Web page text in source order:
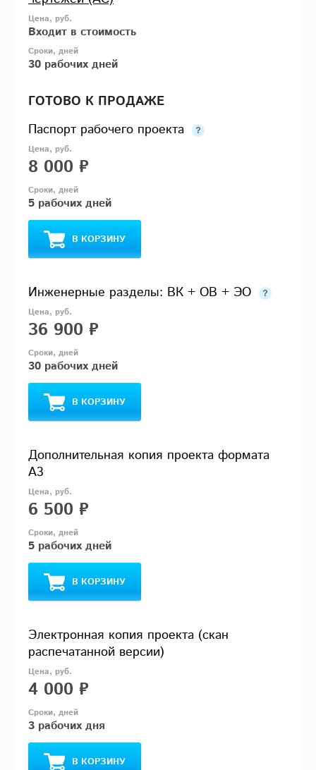
Входит в стоимость
30 рабочих дней
ГОТОВО К ПРОДАЖЕ
Паспорт рабочего проекта
8 000 ₽
5 рабочих дней
В КОРЗИНУ
Инженерные разделы: ВК + ОВ + ЭО
36 900 ₽
30 рабочих дней
В КОРЗИНУ
Дополнительная копия проекта формата
А3
6 500 ₽
5 рабочих дней
В КОРЗИНУ
Электронная копия проекта (скан
распечатанной версии)
4 000 ₽
3 рабочих дня
В КОРЗИНУ